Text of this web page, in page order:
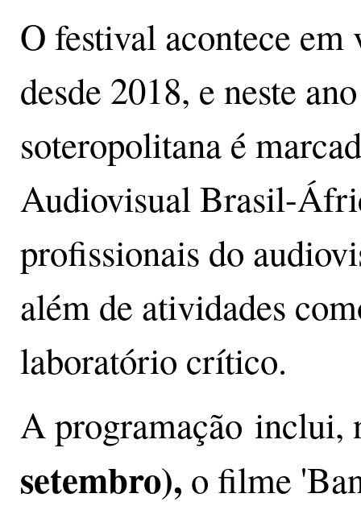
O festival acontece
desde 2018, e neste
soteropolitana é
Audiovisual Brasil-
profissionais do
além de atividades
laboratório crítico.
A programação inclui,
setembro), o filme